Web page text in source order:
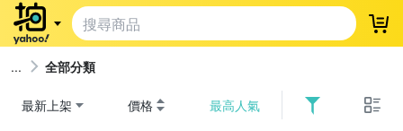
登
全部分類
最新上架 價格 最高人氣